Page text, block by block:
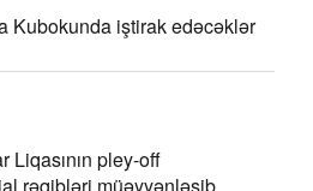
Kubokunda iştirak edəcəklər
Liqasının pley-off